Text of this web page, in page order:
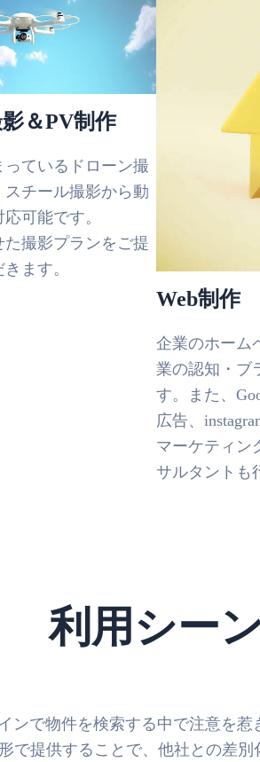
影＆PV制作
ているドローン撮
チール撮影から動
可能です。
た撮影プランをご提
ます。
Web制作
企業のホーム
業の認知・ブ
す。また、
広告、
マーケティン
サルタントも
利用シーン
ンで物件を検索する中で注意を
で提供することで、他社との差